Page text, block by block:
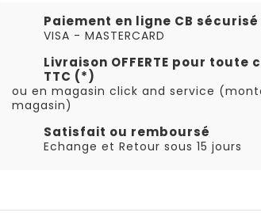
Paiement en ligne CB sécurisé
VISA - MASTERCARD
Livraison OFFERTE pour
TTC (*)
ou en magasin click and service
magasin)
Satisfait ou remboursé
Echange et Retour sous 15 jours